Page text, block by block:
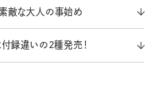
敵な大人の事始め
付録違いの2種発売！